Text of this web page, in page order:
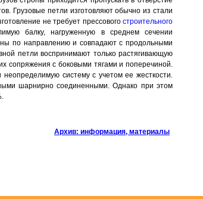
Грузовые петли изготовляют обычно из стали
не требует прессового строительного
балку, нагруженную в среднем сечении
по направлению и совпадают с продольными
петли воспринимают только растягивающую
сопряжения с боковыми тягами и поперечиной.
неопределимую систему с учетом ее жесткости.
шарнирно соединенными. Однако при этом
Архив: информация, материалы